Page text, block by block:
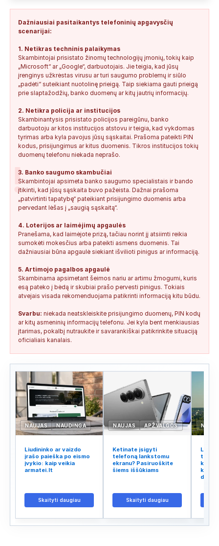
Jonas: Vivus.lt
Anonimas: Gauta SMS žinutė: " Moters neturi?
NEPATIKIMAS +37060388940 2026-08-02 0
Keista: Sukčių stacionaraus telefono numeris tiesiog Vilniaus
+37052041945 2026-08-01
!
Dažniausiai pasitaikantys telefoninių apgavysčių
scenarijai:
1. Netikras techninis palaikymas
Skambintojai prisistato žinomų technologijų įmonių, tokių kaip
„Microsoft“ ar „Google“, darbuotojais. Jie teigia, kad jūsų
įrenginys užkrėstas virusu ar turi saugumo problemų ir siūlo
„padėti“ suteikiant nuotolinę prieigą. Taip siekiama gauti prieigą
prie slaptažodžių, banko duomenų ar kitų jautrių informacijų.
2. Netikra policija ar institucijos
Skambinantysis prisistato policijos pareigūnu, banko
darbuotoju ar kitos institucijos atstovu ir teigia, kad vykdomas
tyrimas arba kyla pavojus jūsų sąskaitai. Prašoma pateikti PIN
kodus, prisijungimus ar kitus duomenis. Tikros institucijos tokių
duomenų telefonu niekada neprašo.
3. Banko saugumo skambučiai
Skambintojai apsimeta banko saugumo specialistais ir bando
įtikinti, kad jūsų sąskaita buvo pažeista. Dažnai prašoma
„patvirtinti tapatybę“ pateikiant prisijungimo duomenis arba
pervedant lėšas į „saugią sąskaitą“.
4. Loterijos ar laimėjimų apgaulės
Pranešama, kad laimėjote prizą, tačiau norint jį atsiimti reikia
sumokėti mokesčius arba pateikti asmens duomenis. Tai
dažniausiai būna apgaulė siekiant išvilioti pinigus ar informaciją.
5. Artimojo pagalbos apgaulė
Skambinama apsimetant šeimos nariu ar artimu žmogumi, kuris
esą pateko į bėdą ir skubiai prašo pervesti pinigus. Tokiais
atvejais visada rekomenduojama patikrinti informaciją kitu būdu.
Svarbu: niekada neatskleiskite prisijungimo duomenų, PIN kodų
ar kitų asmeninių informacijų telefonu. Jei kyla bent menkiausias
įtarimas, pokalbį nutraukite ir savarankiškai patikrinkite situaciją
oficialiais kanalais.
NAUJAS NAUDINGA
Liudininko ar vaizdo
įrašo paieška po eismo
įvykio: kaip veikia
armatei.lt
Skaityti daugiau
NAUJAS APŽVALGOS
Ketinate įsigyti
telefoną lankstomu
ekranu? Pasiruoškite
šiems iššūkiams
Skaityti daugiau
tinklo
kodėl
kalba